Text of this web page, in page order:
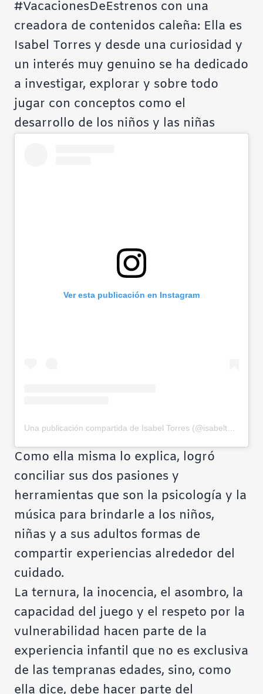
#VacacionesDeEstrenos con una
creadora de contenidos caleña: Ella es
Isabel Torres y desde una curiosidad y
un interés muy genuino se ha dedicado
a investigar, explorar y sobre todo
jugar con conceptos como el
desarrollo de los niños y las niñas
Ver esta publicación en Instagram
Como ella misma lo explica, logró
conciliar sus dos pasiones y
herramientas que son la psicología y la
música para brindarle a los niños,
niñas y a sus adultos formas de
compartir experiencias alrededor del
cuidado.
La ternura, la inocencia, el asombro, la
capacidad del juego y el respeto por la
vulnerabilidad hacen parte de la
experiencia infantil que no es exclusiva
de las tempranas edades, sino, como
ella dice, debe hacer parte del